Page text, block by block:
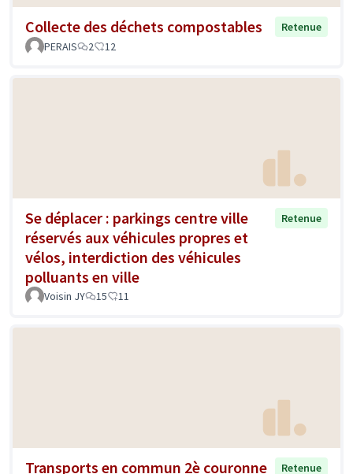
Collecte des déchets compostables
Retenue
PERAIS
2 12
Se déplacer : parkings centre ville
réservés aux véhicules propres et
vélos, interdiction des véhicules
polluants en ville
Retenue
Voisin JY 15 11
Transports en commun 2è couronne Retenue